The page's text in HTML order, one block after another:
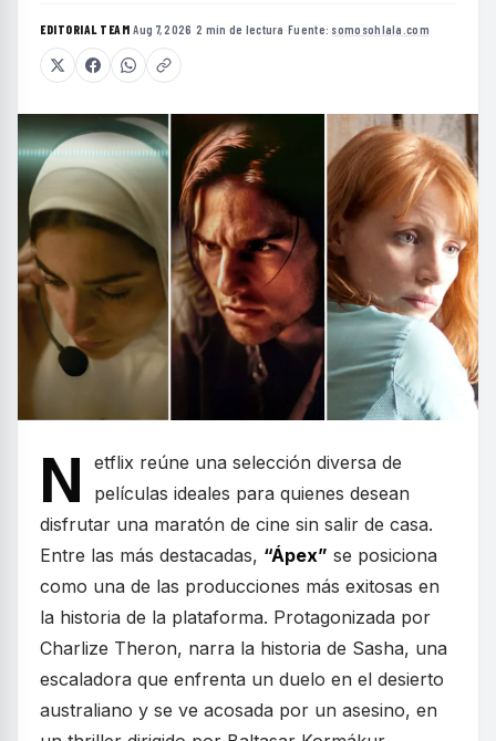
EDITORIAL TEAM·Aug 7, 2026 ·2 min de lectura ·Fuente: somosohlala.com
N
etflix reúne una selección diversa de
películas ideales para quienes desean
disfrutar una maratón de cine sin salir de casa.
Entre las más destacadas, “Ápex” se posiciona
como una de las producciones más exitosas en
la historia de la plataforma. Protagonizada por
Charlize Theron, narra la historia de Sasha, una
escaladora que enfrenta un duelo en el desierto
australiano y se ve acosada por un asesino, en